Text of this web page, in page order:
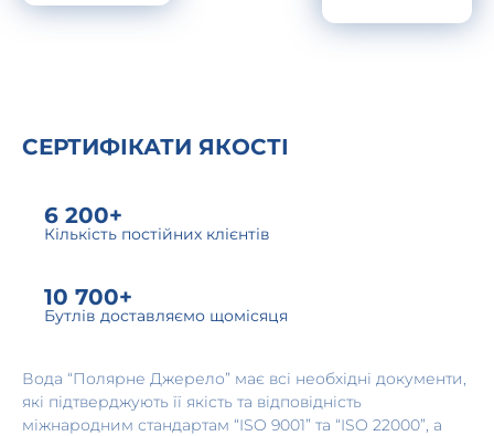
СЕРТИФІКАТИ ЯКОСТІ
6 200+
Кількість постійних клієнтів
10 700+
Бутлів доставляємо щомісяця
Вода “Полярне Джерело” має всі необхідні документи,
які підтверджують її якість та відповідність
міжнародним стандартам “ISO 9001” та “ISO 22000”, а